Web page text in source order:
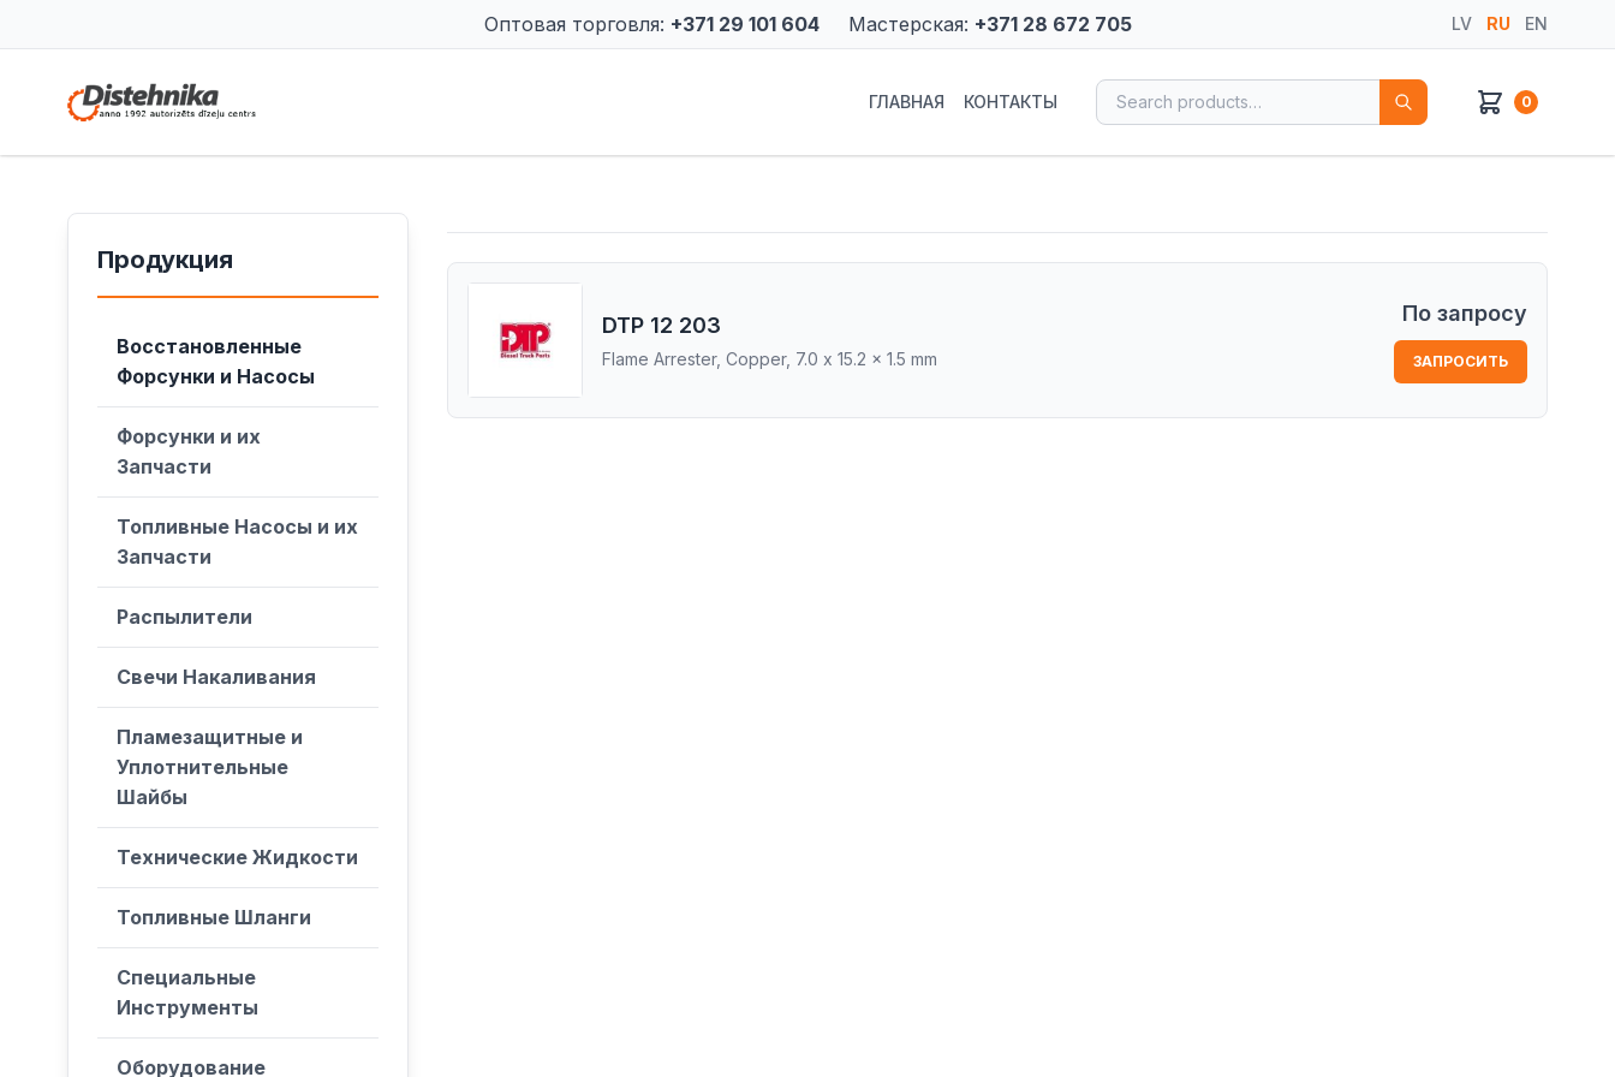
Оптовая торговля: +371 29 101 604 Мастерская: +371 28 672 705 LV RU EN
ГЛАВНАЯ КОНТАКТЫ Search for: 0
Продукция
Восстановленные
Форсунки и Насосы
Форсунки и их
Запчасти
Топливные Насосы и их
Запчасти
Распылители
Свечи Накаливания
Пламезащитные и
Уплотнительные
Шайбы
Технические Жидкости
Топливные Шланги
Специальные
Инструменты
Оборудование
DTP 12 203
Flame Arrester, Copper, 7.0 x 15.2 x 1.5 mm
По запросу
ЗАПРОСИТЬ